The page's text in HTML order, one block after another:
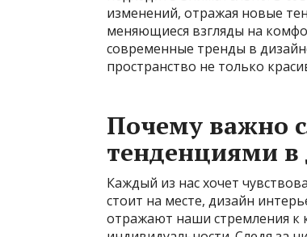
изменений, отражая новые
меняющиеся взгляды на
современные тренды в
пространство не только
Почему важно
тенденциями в
Каждый из нас хочет
стоит на месте, дизайн
отражают наши стремления к